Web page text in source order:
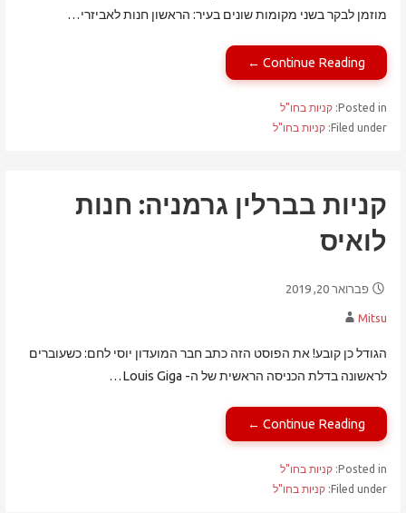
מוזמן לבקר בשני מקומות שונים בעיר: הראשון חנות לאביזרי…
Continue Reading ←
Posted in: קניות בחו"ל
Filed under: קניות בחו"ל
קניות בברלין גרמניה: חנות
לואיס
פברואר 20, 2019
Mitsu
הגודל כן קובע! את הפוסט הזה כתב חבר המועדון יוסי לחם: כשעוברים
לראשונה בדלת הכניסה הראשית של ה- Louis Giga…
Continue Reading ←
Posted in: קניות בחו"ל
Filed under: קניות בחו"ל